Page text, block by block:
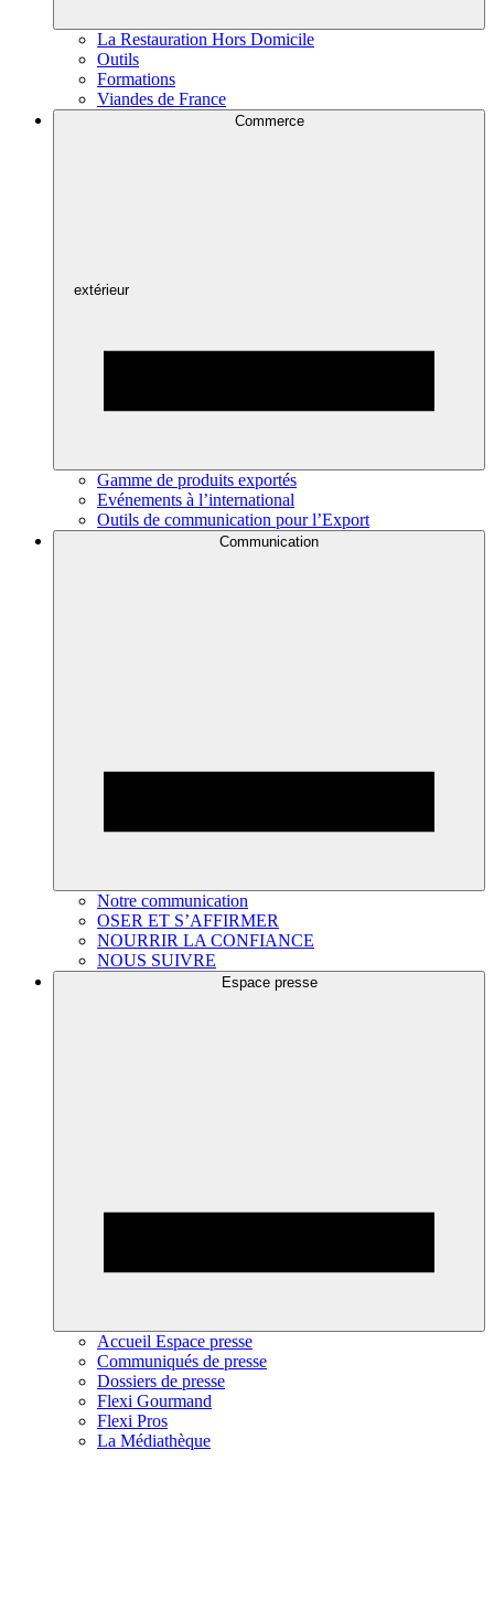
La Restauration Hors Domicile
Outils
Formations
Viandes de France
Commerce
extérieur
Gamme de produits exportés
Evénements à l’international
Outils de communication pour l’Export
Communication
Notre communication
OSER ET S’AFFIRMER
NOURRIR LA CONFIANCE
NOUS SUIVRE
Espace presse
Accueil Espace presse
Communiqués de presse
Dossiers de presse
Flexi Gourmand
Flexi Pros
La Médiathèque